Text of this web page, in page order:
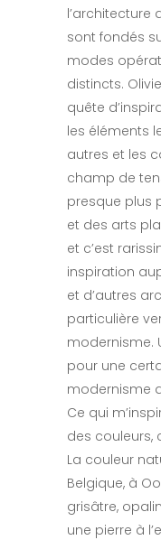
l’architecture
sont fondés
modes
distincts.
quête
les éléments
autres et les
champ de
presque plus
et des arts
et c’est
inspiration
et d’autres
particulière
modernisme.
pour une
modernisme
Ce qui
des couleurs,
La couleur
Belgique, à
grisâtre,
une pierre à